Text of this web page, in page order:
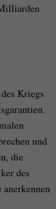
Kriegs
und
die
des